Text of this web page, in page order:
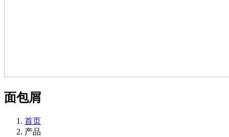
面包屑
首页
产品